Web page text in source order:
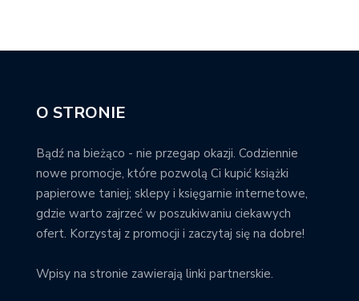
O STRONIE
Bądź na bieżąco - nie przegap okazji. Codziennie
nowe promocje, które pozwolą Ci kupić książki
papierowe taniej; sklepy i księgarnie internetowe,
gdzie warto zajrzeć w poszukiwaniu ciekawych
ofert. Korzystaj z promocji i zaczytaj się na dobre!
Wpisy na stronie zawierają linki partnerskie.